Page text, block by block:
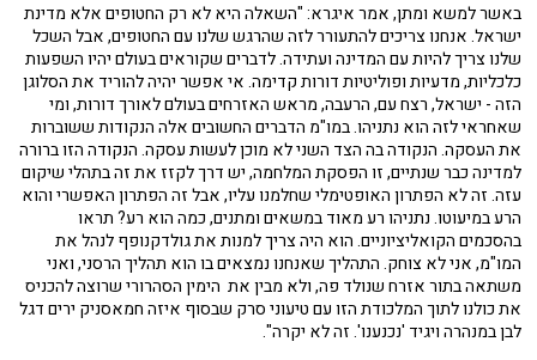
באשר למשא ומתן, אמר איגרא: "השאלה היא לא רק החטופים אלא מדינת
ישראל. אנחנו צריכים להתעורר לזה שהרגש שלנו עם החטופים, אבל השכל
שלנו צריך להיות עם המדינה ועתידה. לדברים שקוראים בעולם יהיו השפעות
כלכליות, מדעיות ופוליטיות דורות קדימה. אי אפשר יהיה להוריד את הסלוגן
הזה - ישראל, רצח עם, הרעבה, מראש האזרחים בעולם לאורך דורות, ומי
שאחראי לזה הוא נתניהו. במו"מ הדברים החשובים אלה הנקודות ששוברות
את העסקה. הנקודה בה הצד השני לא מוכן לעשות עסקה. הנקודה הזו ברורה
למדינה כבר שנתיים, זו הפסקת המלחמה, יש דרך לקזז את זה בתהלי שיקום
עזה. זה לא הפתרון האופטימלי שחלמנו עליו, אבל זה הפתרון האפשרי והוא
הרע במיעוטו. נתניהו רע מאוד במשאים ומתנים, כמה הוא רע? תראו
בהסכמים הקואליציוניים. הוא היה צריך למנות את גולדקנופף לנהל את
המו"מ, אני לא צוחק. התהליך שאנחנו נמצאים בו הוא תהליך הרסני, ואני
משתאה בתור אזרח שנולד פה, ולא מבין את הימין הסהרורי שרוצה להכניס
את כולנו לתוך המלכודת הזו עם טיעוני סרק שבסוף איזה חמאסניק ירים דגל
לבן במנהרה ויגיד 'נכנענו'. זה לא יקרה".